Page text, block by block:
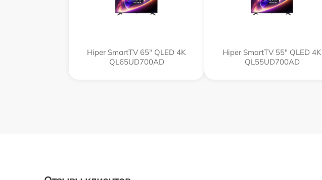
Hiper SmartTV 65" QLED 4K
QL65UD700AD
Hiper SmartTV 55" QLED 4K
QL55UD700AD